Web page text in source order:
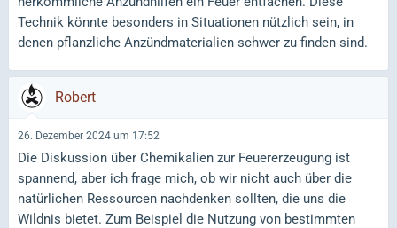
Technik könnte besonders in Situationen nützlich sein, in
denen pflanzliche Anzündmaterialien schwer zu finden sind.
Robert
26. Dezember 2024 um 17:52
Die Diskussion über Chemikalien zur Feuererzeugung ist
spannend, aber ich frage mich, ob wir nicht auch über die
natürlichen Ressourcen nachdenken sollten, die uns die
Wildnis bietet. Zum Beispiel die Nutzung von bestimmten